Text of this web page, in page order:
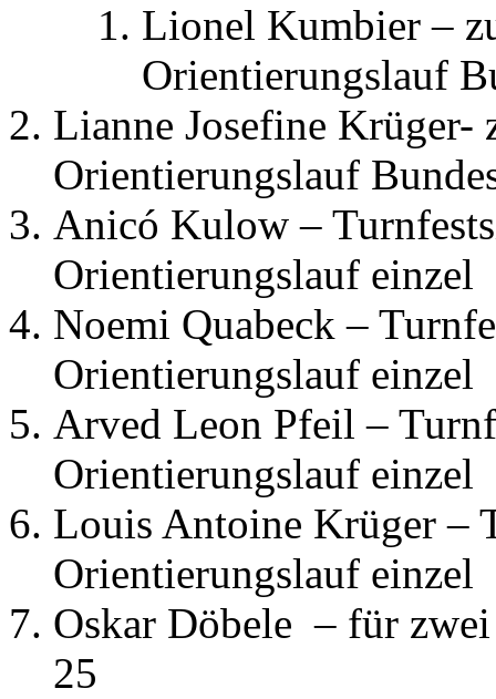
Lionel Kumbier –
Orientierungslauf
Lianne Josefine Krüger-
Orientierungslauf
Anicó Kulow –
Orientierungslauf einzel
Noemi Quabeck –
Orientierungslauf einzel
Arved Leon Pfeil –
Orientierungslauf einzel
Louis Antoine Krüger –
Orientierungslauf einzel
Oskar Döbele – für
25